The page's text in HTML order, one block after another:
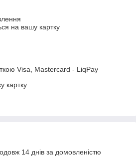
на вашу картку
Visa, Mastercard - LiqPay
картку
14 днів за домовленістю